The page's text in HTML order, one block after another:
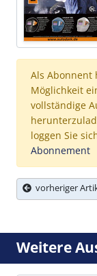
Als Abonnent
Möglichkeit
vollständige
loggen Sie
Abonnement
vorheriger
Weitere